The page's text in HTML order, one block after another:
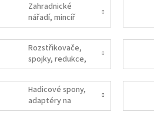
Zahradnické
nářadí, mincíř
Rozstřikovače,
spojky, redukce,
sada těsnění,
zahradní ventily,
sprcha
Hadicové spony,
adaptéry na
nádrže